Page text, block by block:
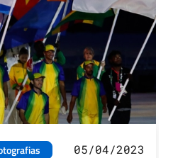
05/04/2023